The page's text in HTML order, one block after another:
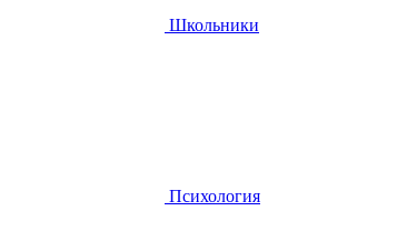
Школьники
Психология